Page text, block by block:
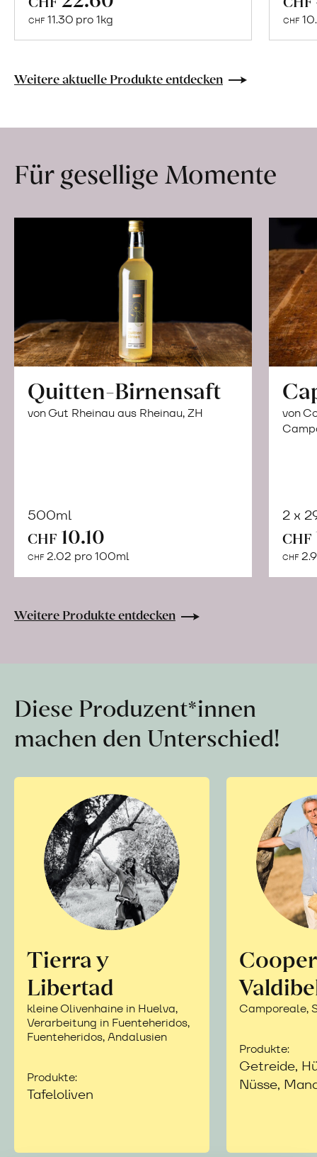
CHF 11.30 pro 1kg
Bulgur
«Perciasacchi»
CHF
Weitere aktuelle Produkte entdecken
Für gesellige Momente
Quitten-Birnensaft
von Gut Rheinau aus Rheinau, ZH
500ml
CHF 10.10
CHF 2.02 pro 100ml
Warenkorb
von
2 x
CHF
CHF
Weitere Produkte entdecken
Diese Produzent*innen
machen den Unterschied!
Tierra y
Libertad
kleine Olivenhaine in Huelva,
Verarbeitung in Fuenteheridos,
Fuenteheridos, Andalusien
Produkte:
Tafeloliven
Camporeale,
Produkte:
Getreide,
Nüsse,